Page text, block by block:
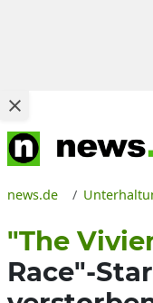
news.de
"The
Race"-